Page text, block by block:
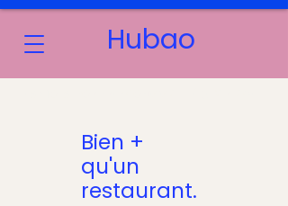
Hubao
Bien +
qu'un
restaurant.